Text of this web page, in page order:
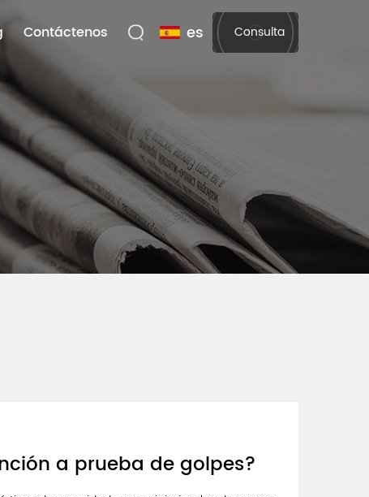
Contáctenos es Consulta
a prueba de golpes?